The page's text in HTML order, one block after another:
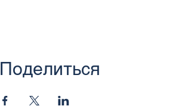
Поделиться